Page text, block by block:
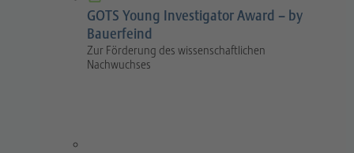
GOTS Young Investigator Award – by
Bauerfeind
Zur Förderung des wissenschaftlichen
Nachwuchses